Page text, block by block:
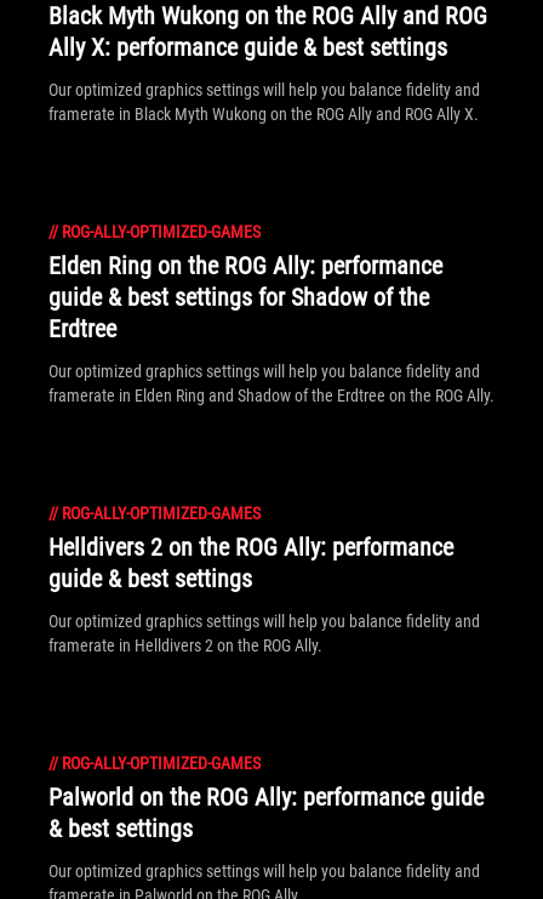
Black Myth Wukong on the ROG Ally and ROG
Ally X: performance guide & best settings
Our optimized graphics settings will help you balance fidelity and
framerate in Black Myth Wukong on the ROG Ally and ROG Ally X.
// ROG-ALLY-OPTIMIZED-GAMES
Elden Ring on the ROG Ally: performance
guide & best settings for Shadow of the
Erdtree
Our optimized graphics settings will help you balance fidelity and
framerate in Elden Ring and Shadow of the Erdtree on the ROG Ally.
// ROG-ALLY-OPTIMIZED-GAMES
Helldivers 2 on the ROG Ally: performance
guide & best settings
Our optimized graphics settings will help you balance fidelity and
framerate in Helldivers 2 on the ROG Ally.
// ROG-ALLY-OPTIMIZED-GAMES
Palworld on the ROG Ally: performance guide
& best settings
Our optimized graphics settings will help you balance fidelity and